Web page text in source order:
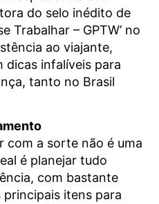
do selo inédito de
Trabalhar – GPTW’ no
ao viajante,
dicas infalíveis para
tanto no Brasil
com a sorte não é uma
é planejar tudo
com bastante
itens para